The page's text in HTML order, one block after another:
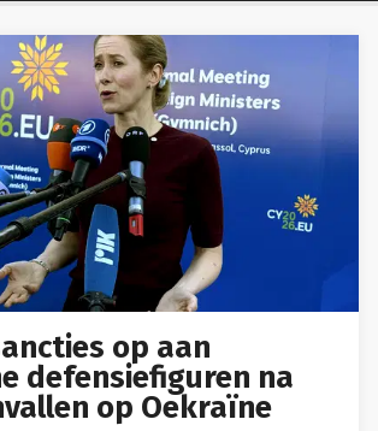
op aan
defensiefiguren na
op Oekraïne